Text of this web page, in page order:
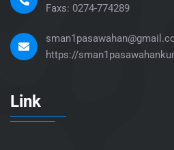
Faxs: 0274-774289
https://
Link